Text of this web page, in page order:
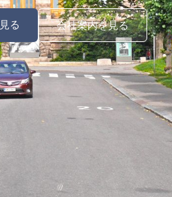
る 会社案内を見る